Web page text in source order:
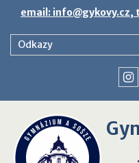
content
email: info@gykovy.cz,
Odkazy